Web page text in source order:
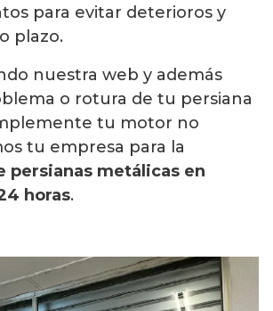
para evitar deterioros y
plazo.
nuestra web y además
o rotura de tu persiana
tu motor no
tu empresa para la
persianas metálicas en
horas.